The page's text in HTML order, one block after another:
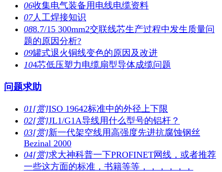
06收集电气装备用电线电缆资料
07人工焊接知识
088.7/15 300mm2交联线芯生产过程中发生质量问
题的原因分析?
09罐式退火铜线变色的原因及改进
104芯低压塑力电缆扇型导体成缆问题
问题求助
01[赏]ISO 19642标准中的外径上下限
02[赏]JL1/G1A导线用什么型号的铝杆？
03[赏]新一代架空线用高强度先进抗腐蚀钢丝
Bezinal 2000
04[赏]求大神科普一下PROFINET网线，或者推荐
一些这方面的标准，书籍等等，，，，，，